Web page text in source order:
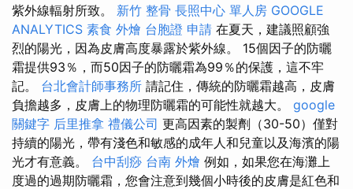
紫外線輻射所致。 新竹 整骨 長照中心 單人房 GOOGLE
ANALYTICS 素食 外燴 台胞證 申請 在夏天，建議照顧強
烈的陽光，因為皮膚高度暴露於紫外線。 15個因子的防曬
霜提供93％，而50因子的防曬霜為99％的保護，這不牢
記。 台北會計師事務所 請記住，傳統的防曬霜越高，皮膚
負擔越多，皮膚上的物理防曬霜的可能性就越大。 google
關鍵字 后里推拿 禮儀公司 更高因素的製劑（30-50）僅對
持續的陽光，帶有淺色和敏感的成年人和兒童以及海濱的陽
光才有意義。 台中刮痧 台南 外燴 例如，如果您在海灘上
度過的過期防曬霜，您會注意到幾個小時後的皮膚是紅色和